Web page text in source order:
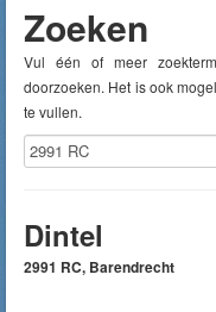
Zoeken
Vul één of meer
doorzoeken. Het is ook
te vullen.
Dintel
2991 RC, Barendrecht